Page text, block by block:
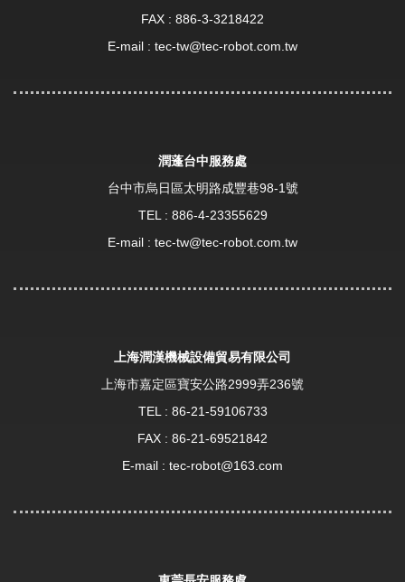
FAX : 886-3-3218422
E-mail : tec-tw@tec-robot.com.tw
潤蓬台中服務處
台中市烏日區太明路成豐巷98-1號
TEL : 886-4-23355629
E-mail : tec-tw@tec-robot.com.tw
上海潤漢機械設備貿易有限公司
上海市嘉定區寶安公路2999弄236號
TEL : 86-21-59106733
FAX : 86-21-69521842
E-mail : tec-robot@163.com